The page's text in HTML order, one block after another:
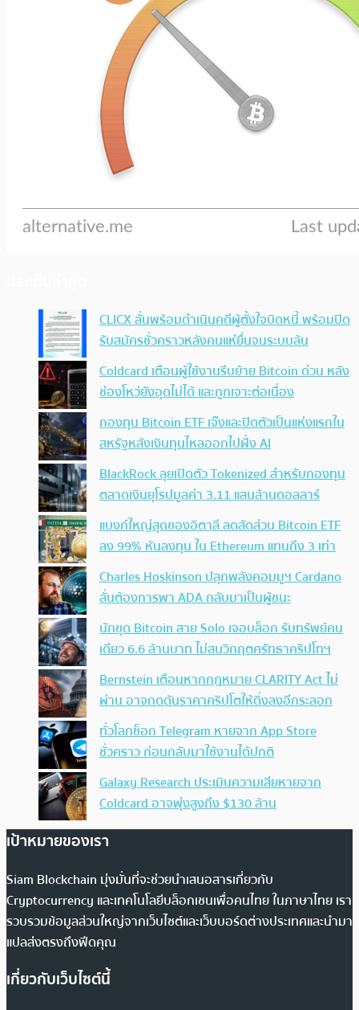
CLICX ลั่นพร้อมดำเนินคดีผู้ตั้งใจบิดหนี้ พร้อมปิด
รับสมัครชั่วคราวหลังคนแห่ยื่นจนระบบล้น
Coldcard เตือนผู้ใช้งานรีบย้าย Bitcoin ด่วน หลัง
ช่องโหว่ยังอุดไม่ได้ และถูกเจาะต่อเนื่อง
กองทุน Bitcoin ETF เจ๊งและปิดตัวเป็นแห่งแรกใน
สหรัฐหลังเงินทุนไหลออกไปฝั่ง AI
BlackRock ลุยเปิดตัว Tokenized สำหรับกองทุน
ตลาดเงินยุโรปมูลค่า 3.11 แสนล้านดอลลาร์
แบงก์ใหญ่สุดของอิตาลี ลดสัดส่วน Bitcoin ETF
ลง 99% หันลงทุน ใน Ethereum แทนถึง 3 เท่า
Charles Hoskinson ปลุกพลังคอมมูฯ Cardano
ลั่นต้องการพา ADA กลับมาเป็นผู้ชนะ
นักขุด Bitcoin สาย Solo เจอบล็อก รับทรัพย์คน
เดียว 6.6 ล้านบาท ไม่สนวิกฤตศรัทธาคริปโทฯ
Bernstein เตือนหากกฎหมาย CLARITY Act ไม่
ผ่าน อาจกดดันราคาคริปโตให้ดิ่งลงอีกระลอก
ทั่วโลกช็อก Telegram หายจาก App Store
ชั่วคราว ก่อนกลับมาใช้งานได้ปกติ
Galaxy Research ประเมินความเสียหายจาก
Coldcard อาจพุ่งสูงถึง $130 ล้าน
เป้าหมายของเรา
Siam Blockchain มุ่งมั่นที่จะช่วยนำเสนอสารเกี่ยวกับ
Cryptocurrency และเทคโนโลยีบล็อกเชนเพื่อคนไทย ในภาษาไทย เรา
รวบรวมข้อมูลส่วนใหญ่จากเว็บไซต์และเว็บบอร์ดต่างประเทศและนำมา
แปลส่งตรงถึงฟีดคุณ
เกี่ยวกับเว็บไซต์นี้